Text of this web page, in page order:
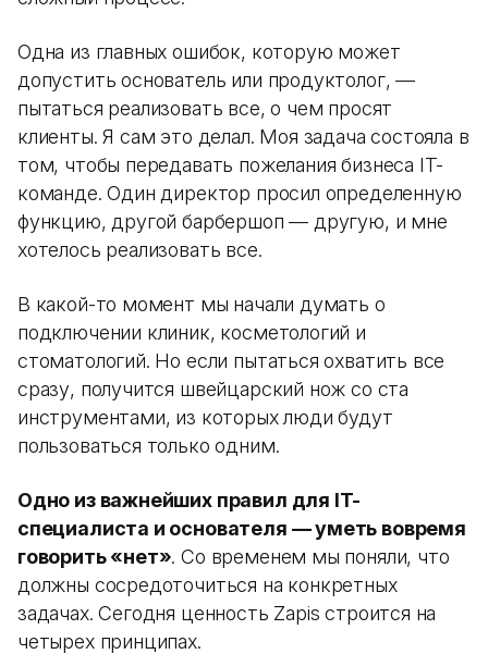
Одна из главных ошибок, которую может
допустить основатель или продуктолог, —
пытаться реализовать все, о чем просят
клиенты. Я сам это делал. Моя задача состояла в
том, чтобы передавать пожелания бизнеса IT-
команде. Один директор просил определенную
функцию, другой барбершоп — другую, и мне
хотелось реализовать все.
В какой-то момент мы начали думать о
подключении клиник, косметологий и
стоматологий. Но если пытаться охватить все
сразу, получится швейцарский нож со ста
инструментами, из которых люди будут
пользоваться только одним.
Одно из важнейших правил для IT-
специалиста и основателя — уметь вовремя
говорить «нет». Со временем мы поняли, что
должны сосредоточиться на конкретных
задачах. Сегодня ценность Zapis строится на
четырех принципах.